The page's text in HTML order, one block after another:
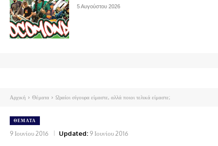
5 Αυγούστου 2026